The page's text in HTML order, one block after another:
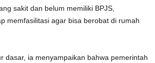
sakit dan belum memiliki BPJS,
memfasilitasi agar bisa berobat di rumah
dasar, ia menyampaikan bahwa pemerintah